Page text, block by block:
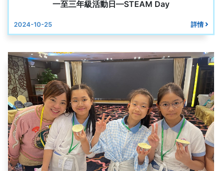
一至三年級活動日—STEAM Day
2024-10-25 詳情